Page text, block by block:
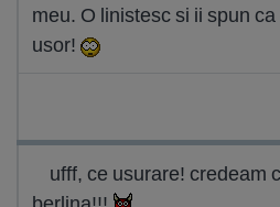
meu. O linistesc si ii spun
usor!
ufff, ce usurare! credeam